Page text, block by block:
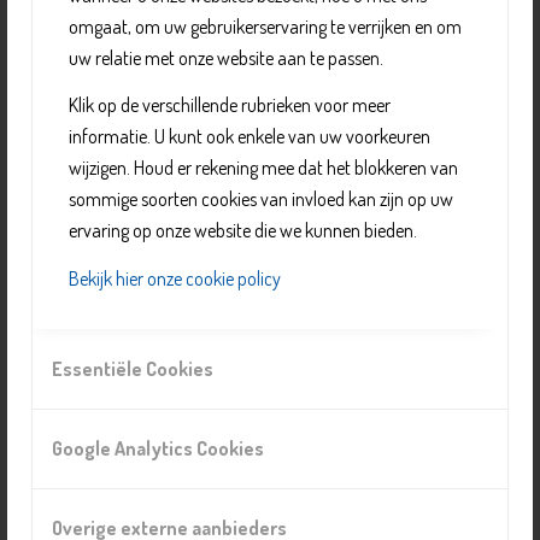
omgaat, om uw gebruikerservaring te verrijken en om
uw relatie met onze website aan te passen.
Klik op de verschillende rubrieken voor meer
informatie. U kunt ook enkele van uw voorkeuren
wijzigen. Houd er rekening mee dat het blokkeren van
sommige soorten cookies van invloed kan zijn op uw
ervaring op onze website die we kunnen bieden.
Bekijk hier onze cookie policy
Essentiële Cookies
Google Analytics Cookies
Overige externe aanbieders
Organisatie
Telefoonnummer: 015 256 5801
(32 graden).
Na het zwemmen kun je in de horecagelegenheid van
thee, nog even nagenieten.
Kijk voor de tijden op de website van het zwembad.
Zwembad Kerkpolder is ook aangesloten bij
Het
Startblok voor (les)zwemmen als je een beperking hebt
of een chronische ziekte.